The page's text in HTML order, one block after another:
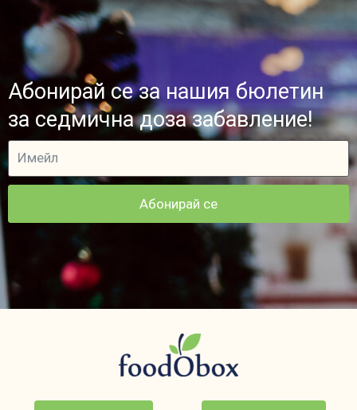
Абонирай се за нашия бюлетин
за седмична доза забавление!
Абонирай се